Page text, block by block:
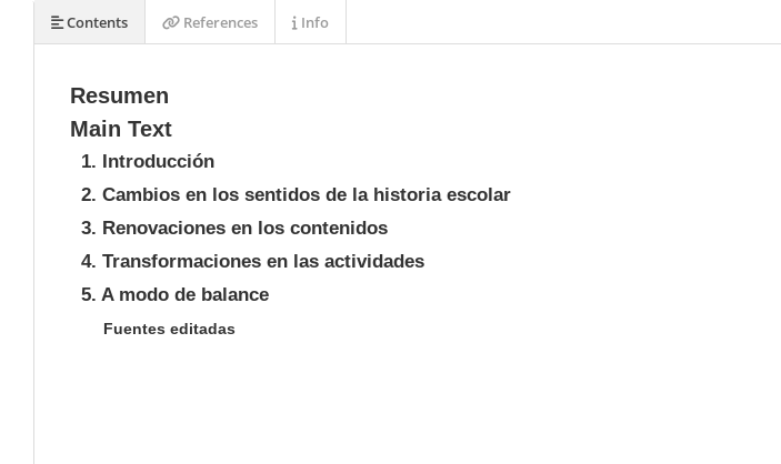
Resumen
Main Text
1. Introducción
2. Cambios en los sentidos de la historia escolar
3. Renovaciones en los contenidos
4. Transformaciones en las actividades
5. A modo de balance
Fuentes editadas
Contents References Info